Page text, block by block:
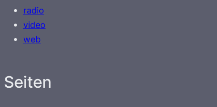
radio
video
web
Seiten